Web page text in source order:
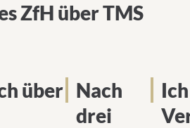
ZfH über TMS
über Nach
drei